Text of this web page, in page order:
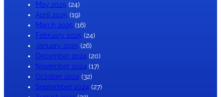
May 2025 (24)
April 2025 (19)
March 2025 (16)
February 2025 (24)
January 2025 (26)
December 2024 (20)
November 2024 (17)
October 2024 (32)
September 2024 (27)